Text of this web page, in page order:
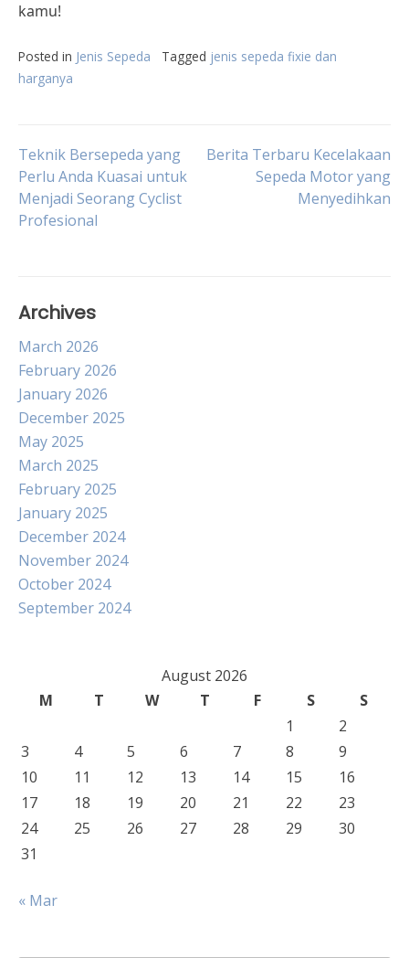
kamu!
Posted in Jenis Sepeda Tagged jenis sepeda fixie dan
harganya
Post
navigation
Teknik Bersepeda yang
Perlu Anda Kuasai untuk
Menjadi Seorang Cyclist
Profesional
Berita Terbaru Kecelakaan
Sepeda Motor yang
Menyedihkan
Archives
March 2026
February 2026
January 2026
December 2025
May 2025
March 2025
February 2025
January 2025
December 2024
November 2024
October 2024
September 2024
August 2026
M
T W T F S
S
1
2
3
4 5 6 7 8
9
10
11 12 13 14 15
16
17
18 19 20 21 22
23
24
25 26 27 28 29
30
31
« Mar